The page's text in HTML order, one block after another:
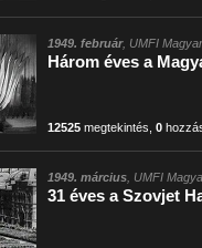
1949. február, UMFI
Három éves a
12525megtekintés 0
1949. március, UMFI
31 éves a Szovjet